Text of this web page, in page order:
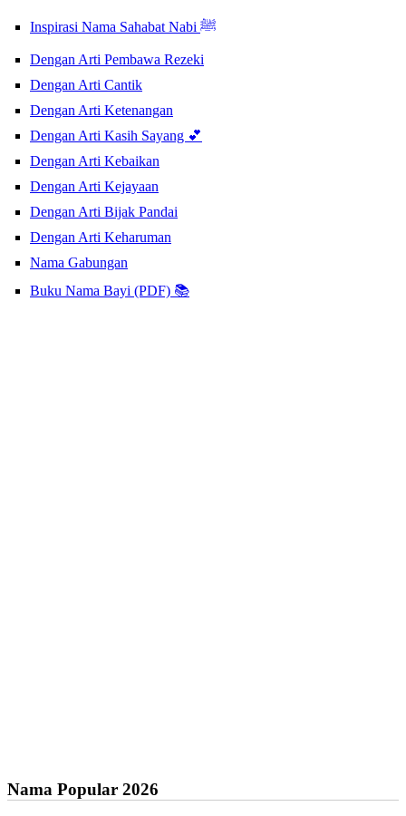
Inspirasi Nama Sahabat Nabi ﷺ
Dengan Arti Pembawa Rezeki
Dengan Arti Cantik
Dengan Arti Ketenangan
Dengan Arti Kasih Sayang 💕
Dengan Arti Kebaikan
Dengan Arti Kejayaan
Dengan Arti Bijak Pandai
Dengan Arti Keharuman
Nama Gabungan
Buku Nama Bayi (PDF) 📚
Nama Popular 2026